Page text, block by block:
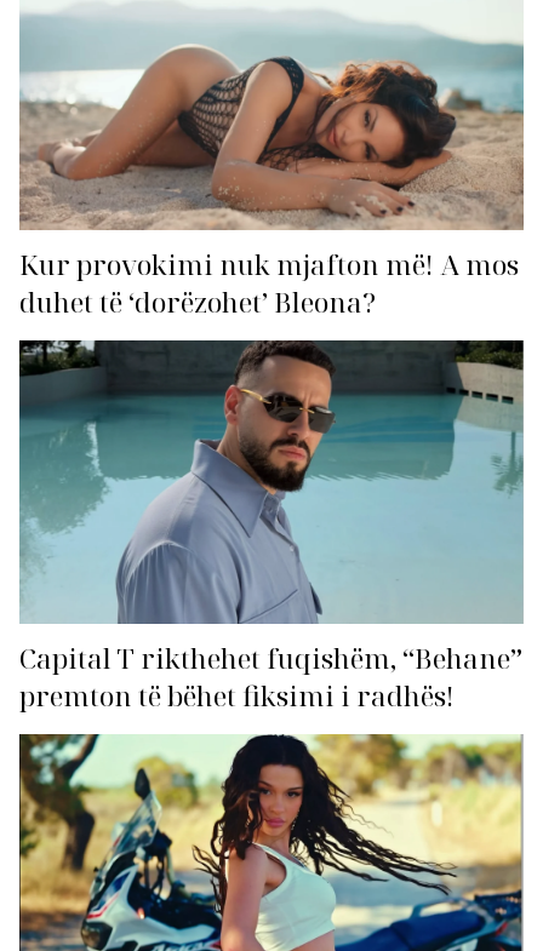
Kur provokimi nuk mjafton më! A mos
duhet të ‘dorëzohet’ Bleona?
Capital T rikthehet fuqishëm, “Behane”
premton të bëhet fiksimi i radhës!